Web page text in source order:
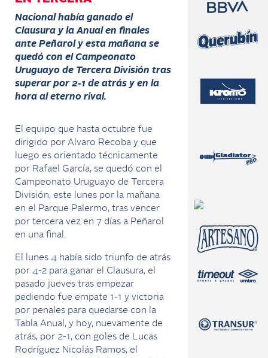
Nacional había ganado el
Clausura y la Anual en finales
ante Peñarol y esta mañana se
quedó con el Campeonato
Uruguayo de Tercera División tras
superar por 2-1 de atrás y en la
hora al eterno rival.
El equipo que hasta octubre fue
dirigido por Alvaro Recoba y que
luego es orientado técnicamente
por Rafael García, se quedó con el
Campeonato Uruguayo de Tercera
División, este lunes por la mañana
en el Parque Palermo, tras vencer
por tercera vez en 7 días a Peñarol
en una final.
El lunes 4 había sido triunfo de atrás
por 4-2 para ganar el Clausura, el
pasado jueves tras empezar
pediendo fue empate 1-1 y victoria
por penales para quedarse con la
Tabla Anual, y hoy, nuevamente de
atrás, por 2-1, con goles de Lucas
Rodríguez Nicolás Ramos, el